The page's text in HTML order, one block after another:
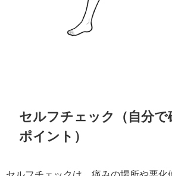
セルフチェック（自分で
ポイント）